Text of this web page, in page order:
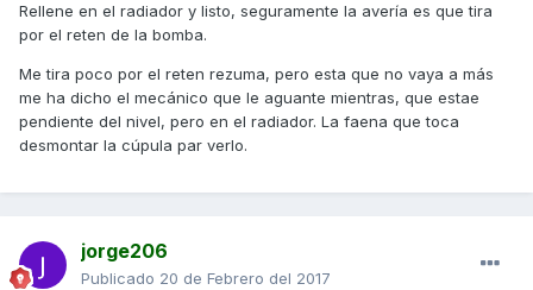
Rellene en el radiador y listo, seguramente la avería es que tira
por el reten de la bomba.
Me tira poco por el reten rezuma, pero esta que no vaya a más
me ha dicho el mecánico que le aguante mientras, que estae
pendiente del nivel, pero en el radiador. La faena que toca
desmontar la cúpula par verlo.
jorge206
Publicado 20 de Febrero del 2017